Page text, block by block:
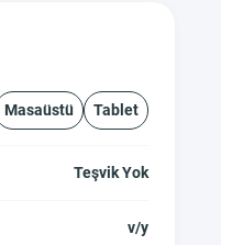
Masaüstü Tablet
Teşvik Yok
v/y